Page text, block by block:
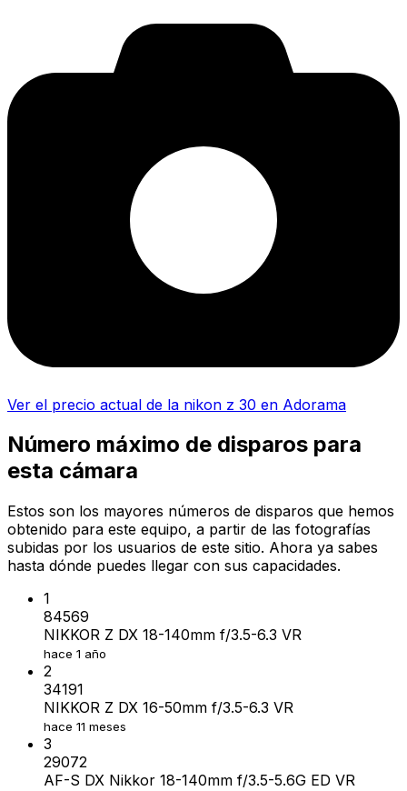
Ver el precio actual de la nikon z 30 en Adorama
Número máximo de disparos para
esta cámara
Estos son los mayores números de disparos que hemos
obtenido para este equipo, a partir de las fotografías
subidas por los usuarios de este sitio. Ahora ya sabes
hasta dónde puedes llegar con sus capacidades.
1
84569
NIKKOR Z DX 18-140mm f/3.5-6.3 VR
hace 1 año
2
34191
NIKKOR Z DX 16-50mm f/3.5-6.3 VR
hace 11 meses
3
29072
AF-S DX Nikkor 18-140mm f/3.5-5.6G ED VR